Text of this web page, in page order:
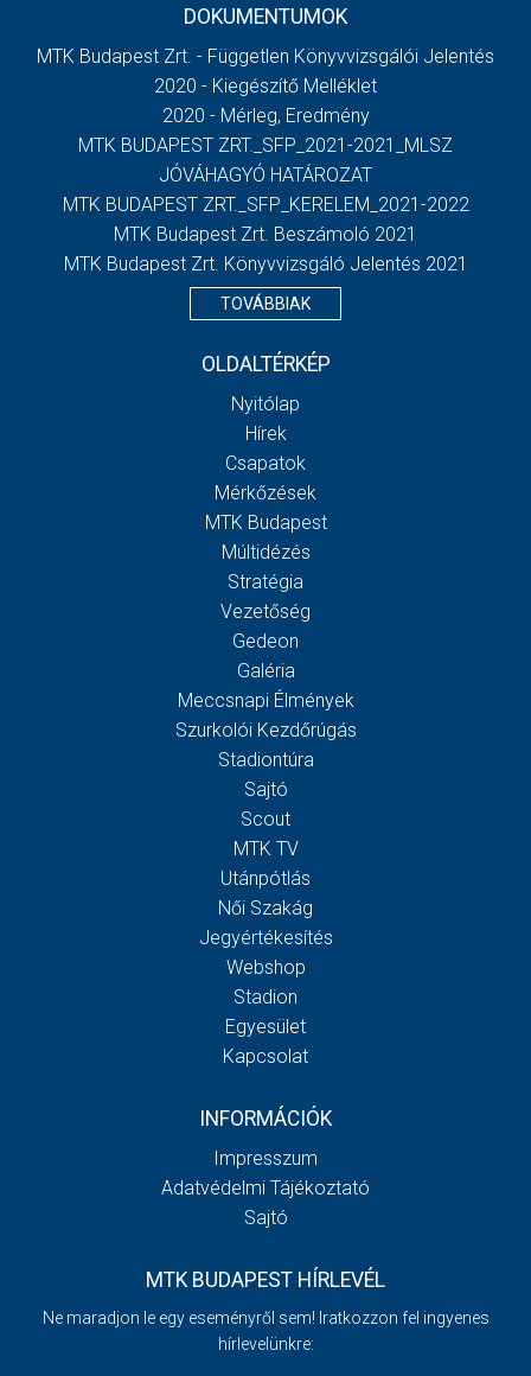
DOKUMENTUMOK
MTK Budapest Zrt. - Független Könyvvizsgálói Jelentés
2020 - Kiegészítő Melléklet
2020 - Mérleg, Eredmény
MTK BUDAPEST ZRT._SFP_2021-2021_MLSZ
JÓVÁHAGYÓ HATÁROZAT
MTK BUDAPEST ZRT._SFP_KERELEM_2021-2022
MTK Budapest Zrt. Beszámoló 2021
MTK Budapest Zrt. Könyvvizsgáló Jelentés 2021
TOVÁBBIAK
OLDALTÉRKÉP
Nyitólap
Hírek
Csapatok
Mérkőzések
MTK Budapest
Múltidézés
Stratégia
Vezetőség
Gedeon
Galéria
Meccsnapi Élmények
Szurkolói Kezdőrúgás
Stadiontúra
Sajtó
Scout
MTK TV
Utánpótlás
Női Szakág
Jegyértékesítés
Webshop
Stadion
Egyesület
Kapcsolat
INFORMÁCIÓK
Impresszum
Adatvédelmi Tájékoztató
Sajtó
MTK BUDAPEST HÍRLEVÉL
Ne maradjon le egy eseményről sem! Iratkozzon fel ingyenes
hírlevelünkre: